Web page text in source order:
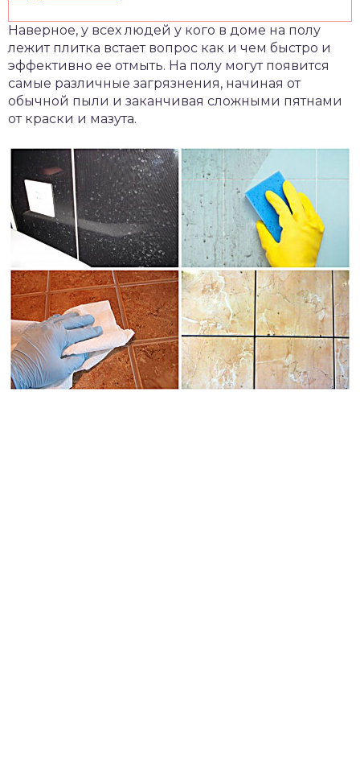
Наверное, у всех людей у кого в доме на полу
лежит плитка встает вопрос как и чем быстро и
эффективно ее отмыть. На полу могут появится
самые различные загрязнения, начиная от
обычной пыли и заканчивая сложными пятнами
от краски и мазута.